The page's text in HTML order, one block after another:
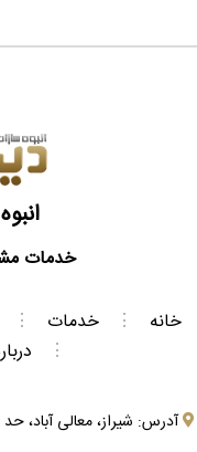
خدمات
خانه ⋮ خدمات ⋮
⋮